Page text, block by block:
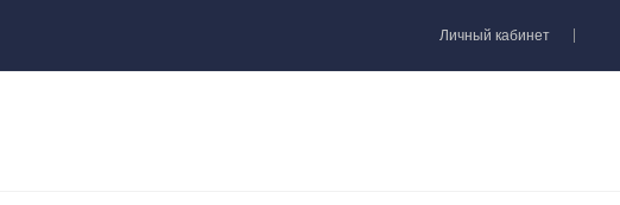
Личный кабинет